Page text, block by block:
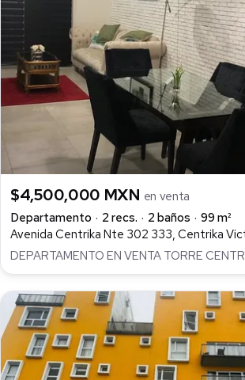
$4,500,000 MXN en venta
Departamento
2 recs. 2 baños
99 m²
Avenida Centrika Nte 302 333, Centrika
DEPARTAMENTO EN VENTA TORRE